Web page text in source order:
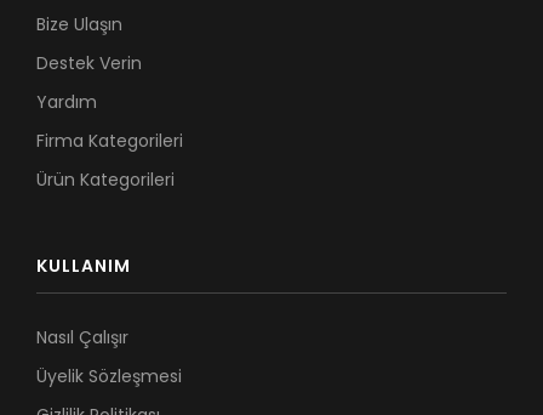
Bize Ulaşın
Destek Verin
Yardım
Firma Kategorileri
Ürün Kategorileri
KULLANIM
Nasıl Çalışır
Üyelik Sözleşmesi